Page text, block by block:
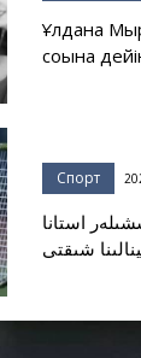
Ұлдана
соңына
Спорт
استانا
شىقتى